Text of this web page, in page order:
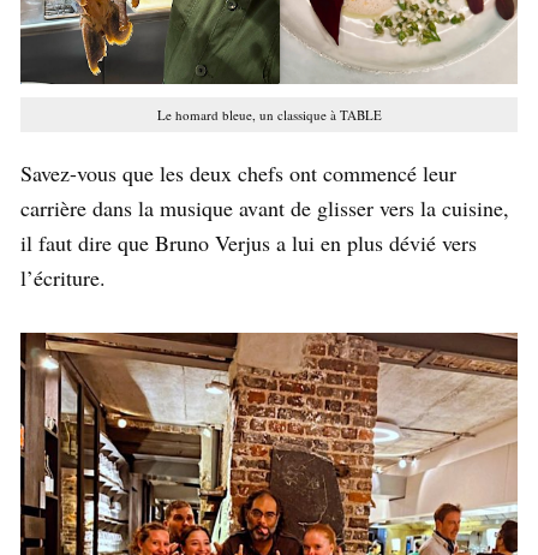
Le homard bleue, un classique à TABLE
Savez-vous que les deux chefs ont commencé leur
carrière dans la musique avant de glisser vers la cuisine,
il faut dire que Bruno Verjus a lui en plus dévié vers
l’écriture.